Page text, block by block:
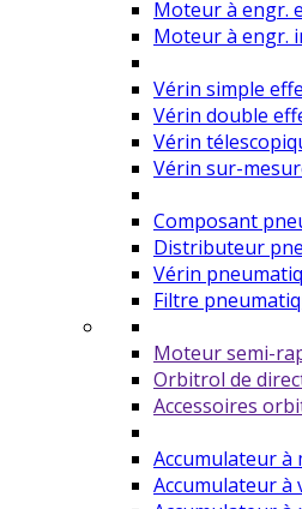
Moteur à engr.
Moteur à engr.
Vérin simple
Vérin double
Vérin
Vérin sur-
Composant
Distributeur
Vérin
Filtre
Moteur semi-
Orbitrol de
Accessoires
Accumulateur à
Accumulateur à